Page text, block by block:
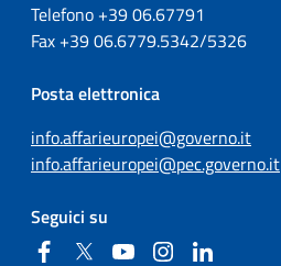
Telefono +3906.67791
Fax +3906.6779.5342/5326
Posta elettronica
info.affarieuropei@governo.it
info.affarieuropei@pec.governo.it
Seguici su
FacebookTwitter YouTubeInstagram